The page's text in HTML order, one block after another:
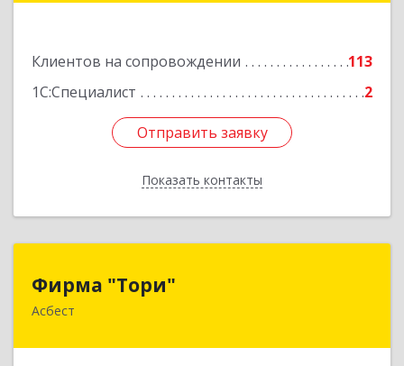
Клиентов на сопровождении
113
1С:Специалист
2
Отправить заявку
Показать контакты
Отправить заявку
Назад
Фирма "Тори"
Асбест
624286, Свердловская обл, Асбест г, Малышева